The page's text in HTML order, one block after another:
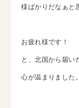
様ばかりだなぁと
お疲れ様です！
と、北国から届い
心が温まりました。